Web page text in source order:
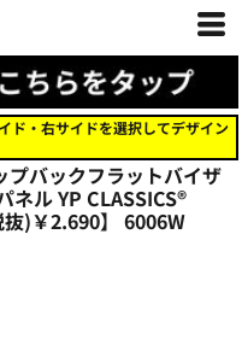
ド・右サイドを選択してデザイン
プバックフラットバイザ
ネル YP CLASSICS®
)￥2.690】 6006W